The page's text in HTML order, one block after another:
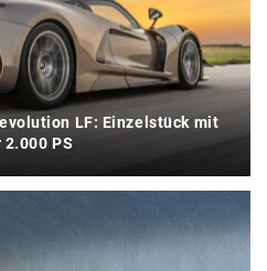
LF: Einzelstück mit
2.000 PS